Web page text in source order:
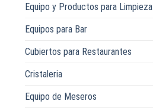
Equipo y Productos para Limpieza
Equipos para Bar
Cubiertos para Restaurantes
Cristaleria
Equipo de Meseros